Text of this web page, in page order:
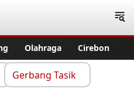
Olahraga Cirebon
Gerbang Tasik